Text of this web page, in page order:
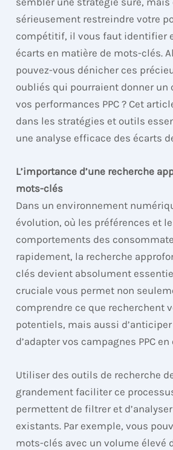
sérieusement restreindre votre
compétitif, il vous faut identifier
écarts en matière de mots-clés.
pouvez-vous dénicher ces
oubliés qui pourraient donner un
vos performances PPC ? Cet
dans les stratégies et outils
une analyse efficace des écarts
L’importance d’une recherche
mots-clés
Dans un environnement
évolution, où les préférences et
comportements des
rapidement, la recherche
clés devient absolument
cruciale vous permet non
comprendre ce que recherchent
potentiels, mais aussi
d’adapter vos campagnes PPC
Utiliser des outils de recherche
grandement faciliter ce
permettent de filtrer et
existants. Par exemple, vous
mots-clés avec un volume élevé